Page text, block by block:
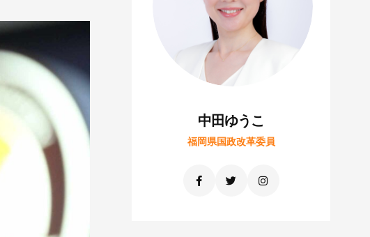
中田ゆうこ
福岡県国政改革委員